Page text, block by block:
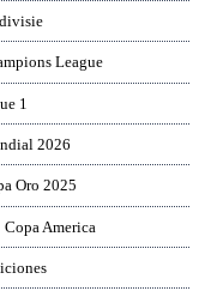
League
1
2026
Oro 2025
Copa America